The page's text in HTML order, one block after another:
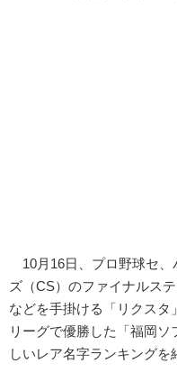
10月16日、プロ野球セ、
ズ（CS）のファイナルス
などを手掛ける「リクスタ
リーグで優勝した「福岡
しいレア名字ランキングを